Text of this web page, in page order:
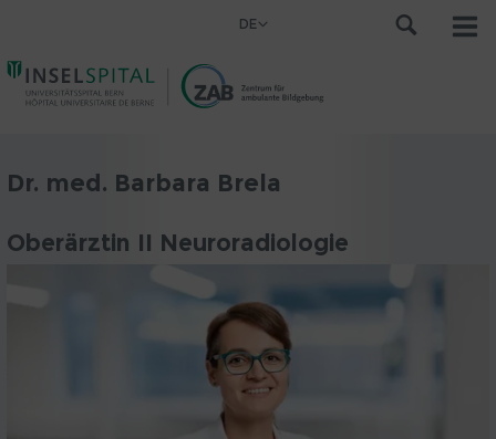
DE
Dr. med. Barbara Brela
Oberärztin II Neuroradiologie